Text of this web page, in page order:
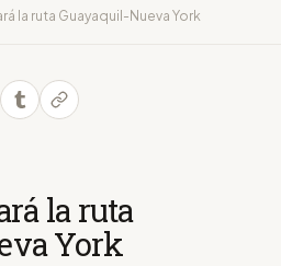
la ruta Guayaquil-Nueva York
la ruta
York
Chevron Ecuador